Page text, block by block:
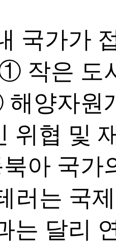
국가가
작은 도
양자원
위협 및
아 국가
러는 국
는 달리